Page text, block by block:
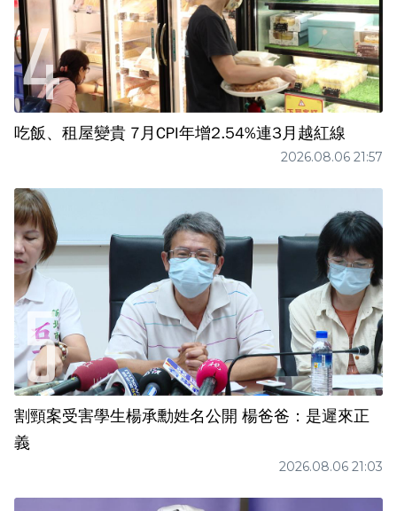
吃飯、租屋變貴 7月CPI年增2.54%連3月越紅線
2026.08.06 21:57
割頸案受害學生楊承勳姓名公開 楊爸爸：是遲來正
義
2026.08.06 21:03